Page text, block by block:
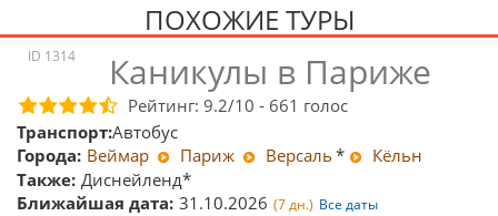
ПОХОЖИЕ ТУРЫ
ID 1314 Каникулы в Париже
Рейтинг: 9.2/10 - 661 голос
Транспорт:Автобус
Города: Веймар Париж Версаль * Кёльн
Также: Диснейленд*
Ближайшая дата: 31.10.2026 (7 дн.) Все даты